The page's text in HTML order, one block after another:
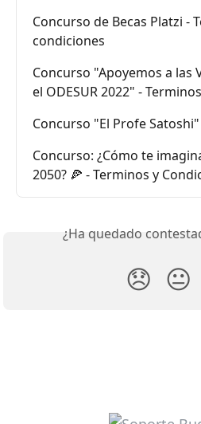
Concurso de Becas Platzi -
condiciones
Concurso "Apoyemos a las
el ODESUR 2022" -
Concurso "El Profe Satoshi"
Concurso: ¿Cómo te
2050? 🍕 - Terminos y
¿Ha quedado
😞 😐